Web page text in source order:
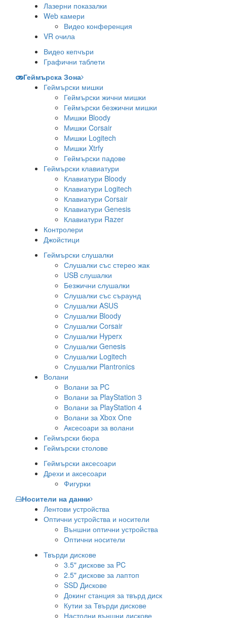
Лазерни показалки
Web камери
Видео конференция
VR очила
Видео кепчъри
Графични таблети
Геймърска Зона
Геймърски мишки
Геймърски жични мишки
Геймърски безжични мишки
Мишки Bloody
Мишки Corsair
Мишки Logitech
Мишки Xtrfy
Геймърски падове
Геймърски клавиатури
Клавиатури Bloody
Клавиатури Logitech
Клавиатури Corsair
Клавиатури Genesis
Клавиатури Razer
Контролери
Джойстици
Геймърски слушалки
Слушалки със стерео жак
USB слушалки
Безжични слушалки
Слушалки със съраунд
Слушалки ASUS
Слушалки Bloody
Слушалки Corsair
Слушалки Hyperx
Слушалки Genesis
Слушалки Logitech
Слушалки Plantronics
Волани
Волани за PC
Волани за PlayStation 3
Волани за PlayStation 4
Волани за Xbox One
Аксесоари за волани
Геймърски бюра
Геймърски столове
Геймърски аксесоари
Дрехи и аксесоари
Фигурки
Носители на данни
Лентови устройства
Оптични устройства и носители
Външни оптични устройства
Оптични носители
Твърди дискове
3.5" дискове за PC
2.5" дискове за лаптоп
SSD Дискове
Докинг станция за твърд диск
Кутии за Твърди дискове
Настолни външни дискове